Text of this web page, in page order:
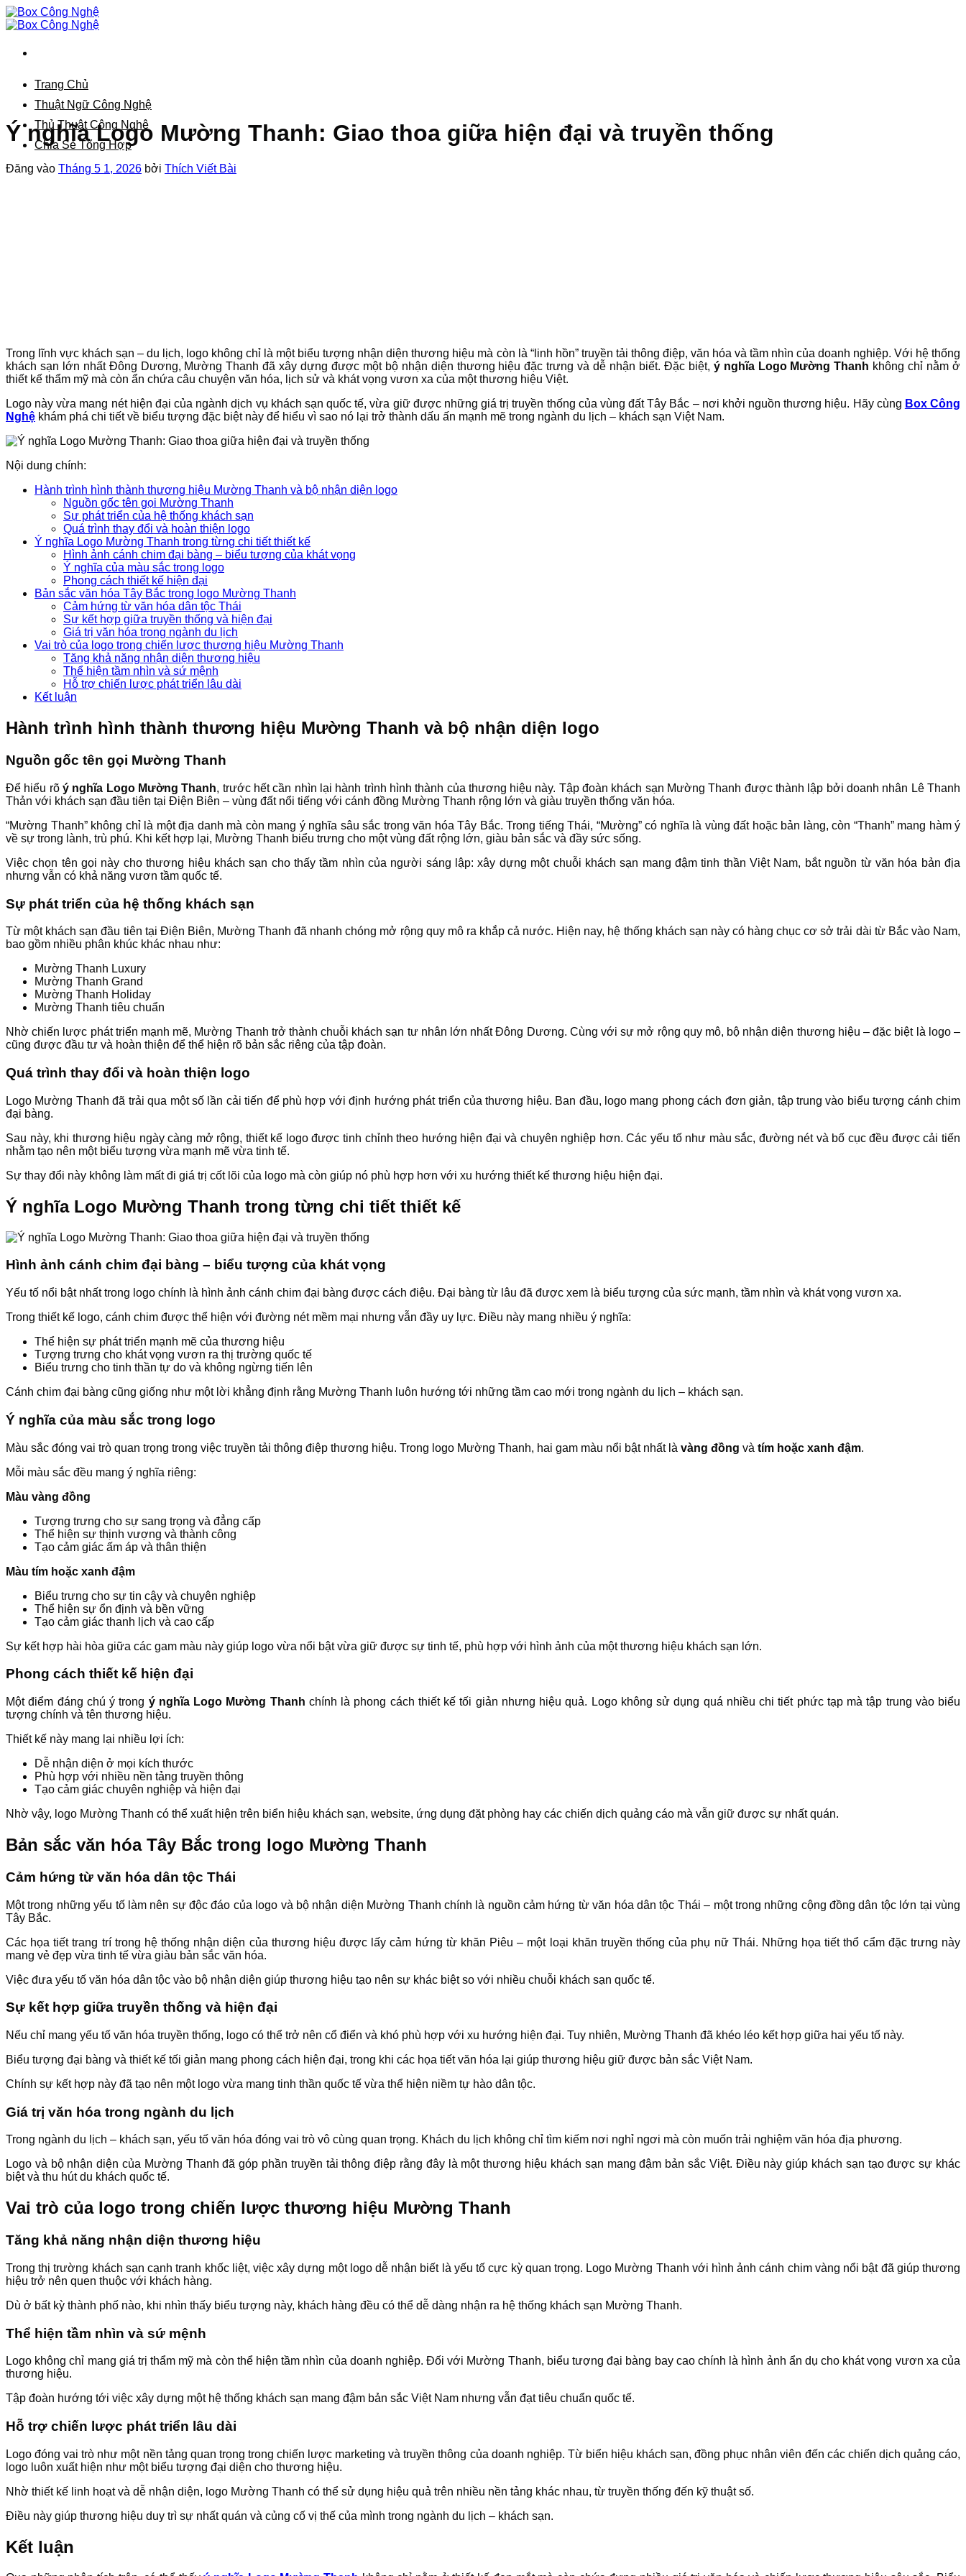
Bỏ
qua
dung
Trang Chủ
Thuật Ngữ Công Nghệ
Thủ Thuật Công Nghệ
Chia Sẻ Tổng Hợp
Ý nghĩa Logo Mường Thanh: Giao thoa giữa hiện đại và truyền thống
Đăng vào Tháng 5 1, 2026 bởi Thích Viết Bài
Trong lĩnh vực khách sạn – du lịch, logo không chỉ là một biểu tượng nhận diện thương hiệu mà còn là “linh hồn” truyền tải thông điệp, văn hóa và tầm nhìn của doanh nghiệp. Với hệ thống
khách sạn lớn nhất Đông Dương, Mường Thanh đã xây dựng được một bộ nhận diện thương hiệu đặc trưng và dễ nhận biết. Đặc biệt, ý nghĩa Logo Mường Thanh không chỉ nằm ở
thiết kế thẩm mỹ mà còn ẩn chứa câu chuyện văn hóa, lịch sử và khát vọng vươn xa của một thương hiệu Việt.
Logo này vừa mang nét hiện đại của ngành dịch vụ khách sạn quốc tế, vừa giữ được những giá trị truyền thống của vùng đất Tây Bắc – nơi khởi nguồn thương hiệu. Hãy cùng Box Công
Nghệ khám phá chi tiết về biểu tượng đặc biệt này để hiểu vì sao nó lại trở thành dấu ấn mạnh mẽ trong ngành du lịch – khách sạn Việt Nam.
Nội dung chính:
Hành trình hình thành thương hiệu Mường Thanh và bộ nhận diện logo
Nguồn gốc tên gọi Mường Thanh
Sự phát triển của hệ thống khách sạn
Quá trình thay đổi và hoàn thiện logo
Ý nghĩa Logo Mường Thanh trong từng chi tiết thiết kế
Hình ảnh cánh chim đại bàng – biểu tượng của khát vọng
Ý nghĩa của màu sắc trong logo
Phong cách thiết kế hiện đại
Bản sắc văn hóa Tây Bắc trong logo Mường Thanh
Cảm hứng từ văn hóa dân tộc Thái
Sự kết hợp giữa truyền thống và hiện đại
Giá trị văn hóa trong ngành du lịch
Vai trò của logo trong chiến lược thương hiệu Mường Thanh
Tăng khả năng nhận diện thương hiệu
Thể hiện tầm nhìn và sứ mệnh
Hỗ trợ chiến lược phát triển lâu dài
Kết luận
Hành trình hình thành thương hiệu Mường Thanh và bộ nhận diện logo
Nguồn gốc tên gọi Mường Thanh
Để hiểu rõ ý nghĩa Logo Mường Thanh, trước hết cần nhìn lại hành trình hình thành của thương hiệu này. Tập đoàn khách sạn Mường Thanh được thành lập bởi doanh nhân Lê Thanh
Thản với khách sạn đầu tiên tại Điện Biên – vùng đất nổi tiếng với cánh đồng Mường Thanh rộng lớn và giàu truyền thống văn hóa.
“Mường Thanh” không chỉ là một địa danh mà còn mang ý nghĩa sâu sắc trong văn hóa Tây Bắc. Trong tiếng Thái, “Mường” có nghĩa là vùng đất hoặc bản làng, còn “Thanh” mang hàm ý
về sự trong lành, trù phú. Khi kết hợp lại, Mường Thanh biểu trưng cho một vùng đất rộng lớn, giàu bản sắc và đầy sức sống.
Việc chọn tên gọi này cho thương hiệu khách sạn cho thấy tầm nhìn của người sáng lập: xây dựng một chuỗi khách sạn mang đậm tinh thần Việt Nam, bắt nguồn từ văn hóa bản địa
nhưng vẫn có khả năng vươn tầm quốc tế.
Sự phát triển của hệ thống khách sạn
Từ một khách sạn đầu tiên tại Điện Biên, Mường Thanh đã nhanh chóng mở rộng quy mô ra khắp cả nước. Hiện nay, hệ thống khách sạn này có hàng chục cơ sở trải dài từ Bắc vào Nam,
bao gồm nhiều phân khúc khác nhau như:
Mường Thanh Luxury
Mường Thanh Grand
Mường Thanh Holiday
Mường Thanh tiêu chuẩn
Nhờ chiến lược phát triển mạnh mẽ, Mường Thanh trở thành chuỗi khách sạn tư nhân lớn nhất Đông Dương. Cùng với sự mở rộng quy mô, bộ nhận diện thương hiệu – đặc biệt là logo –
cũng được đầu tư và hoàn thiện để thể hiện rõ bản sắc riêng của tập đoàn.
Quá trình thay đổi và hoàn thiện logo
Logo Mường Thanh đã trải qua một số lần cải tiến để phù hợp với định hướng phát triển của thương hiệu. Ban đầu, logo mang phong cách đơn giản, tập trung vào biểu tượng cánh chim
đại bàng.
Sau này, khi thương hiệu ngày càng mở rộng, thiết kế logo được tinh chỉnh theo hướng hiện đại và chuyên nghiệp hơn. Các yếu tố như màu sắc, đường nét và bố cục đều được cải tiến
nhằm tạo nên một biểu tượng vừa mạnh mẽ vừa tinh tế.
Sự thay đổi này không làm mất đi giá trị cốt lõi của logo mà còn giúp nó phù hợp hơn với xu hướng thiết kế thương hiệu hiện đại.
Ý nghĩa Logo Mường Thanh trong từng chi tiết thiết kế
Hình ảnh cánh chim đại bàng – biểu tượng của khát vọng
Yếu tố nổi bật nhất trong logo chính là hình ảnh cánh chim đại bàng được cách điệu. Đại bàng từ lâu đã được xem là biểu tượng của sức mạnh, tầm nhìn và khát vọng vươn xa.
Trong thiết kế logo, cánh chim được thể hiện với đường nét mềm mại nhưng vẫn đầy uy lực. Điều này mang nhiều ý nghĩa:
Thể hiện sự phát triển mạnh mẽ của thương hiệu
Tượng trưng cho khát vọng vươn ra thị trường quốc tế
Biểu trưng cho tinh thần tự do và không ngừng tiến lên
Cánh chim đại bàng cũng giống như một lời khẳng định rằng Mường Thanh luôn hướng tới những tầm cao mới trong ngành du lịch – khách sạn.
Ý nghĩa của màu sắc trong logo
Màu sắc đóng vai trò quan trọng trong việc truyền tải thông điệp thương hiệu. Trong logo Mường Thanh, hai gam màu nổi bật nhất là vàng đồng và tím hoặc xanh đậm.
Mỗi màu sắc đều mang ý nghĩa riêng:
Màu vàng đồng
Tượng trưng cho sự sang trọng và đẳng cấp
Thể hiện sự thịnh vượng và thành công
Tạo cảm giác ấm áp và thân thiện
Màu tím hoặc xanh đậm
Biểu trưng cho sự tin cậy và chuyên nghiệp
Thể hiện sự ổn định và bền vững
Tạo cảm giác thanh lịch và cao cấp
Sự kết hợp hài hòa giữa các gam màu này giúp logo vừa nổi bật vừa giữ được sự tinh tế, phù hợp với hình ảnh của một thương hiệu khách sạn lớn.
Phong cách thiết kế hiện đại
Một điểm đáng chú ý trong ý nghĩa Logo Mường Thanh chính là phong cách thiết kế tối giản nhưng hiệu quả. Logo không sử dụng quá nhiều chi tiết phức tạp mà tập trung vào biểu
tượng chính và tên thương hiệu.
Thiết kế này mang lại nhiều lợi ích:
Dễ nhận diện ở mọi kích thước
Phù hợp với nhiều nền tảng truyền thông
Tạo cảm giác chuyên nghiệp và hiện đại
Nhờ vậy, logo Mường Thanh có thể xuất hiện trên biển hiệu khách sạn, website, ứng dụng đặt phòng hay các chiến dịch quảng cáo mà vẫn giữ được sự nhất quán.
Bản sắc văn hóa Tây Bắc trong logo Mường Thanh
Cảm hứng từ văn hóa dân tộc Thái
Một trong những yếu tố làm nên sự độc đáo của logo và bộ nhận diện Mường Thanh chính là nguồn cảm hứng từ văn hóa dân tộc Thái – một trong những cộng đồng dân tộc lớn tại vùng
Tây Bắc.
Các họa tiết trang trí trong hệ thống nhận diện của thương hiệu được lấy cảm hứng từ khăn Piêu – một loại khăn truyền thống của phụ nữ Thái. Những họa tiết thổ cẩm đặc trưng này
mang vẻ đẹp vừa tinh tế vừa giàu bản sắc văn hóa.
Việc đưa yếu tố văn hóa dân tộc vào bộ nhận diện giúp thương hiệu tạo nên sự khác biệt so với nhiều chuỗi khách sạn quốc tế.
Sự kết hợp giữa truyền thống và hiện đại
Nếu chỉ mang yếu tố văn hóa truyền thống, logo có thể trở nên cổ điển và khó phù hợp với xu hướng hiện đại. Tuy nhiên, Mường Thanh đã khéo léo kết hợp giữa hai yếu tố này.
Biểu tượng đại bàng và thiết kế tối giản mang phong cách hiện đại, trong khi các họa tiết văn hóa lại giúp thương hiệu giữ được bản sắc Việt Nam.
Chính sự kết hợp này đã tạo nên một logo vừa mang tinh thần quốc tế vừa thể hiện niềm tự hào dân tộc.
Giá trị văn hóa trong ngành du lịch
Trong ngành du lịch – khách sạn, yếu tố văn hóa đóng vai trò vô cùng quan trọng. Khách du lịch không chỉ tìm kiếm nơi nghỉ ngơi mà còn muốn trải nghiệm văn hóa địa phương.
Logo và bộ nhận diện của Mường Thanh đã góp phần truyền tải thông điệp rằng đây là một thương hiệu khách sạn mang đậm bản sắc Việt. Điều này giúp khách sạn tạo được sự khác
biệt và thu hút du khách quốc tế.
Vai trò của logo trong chiến lược thương hiệu Mường Thanh
Tăng khả năng nhận diện thương hiệu
Trong thị trường khách sạn cạnh tranh khốc liệt, việc xây dựng một logo dễ nhận biết là yếu tố cực kỳ quan trọng. Logo Mường Thanh với hình ảnh cánh chim vàng nổi bật đã giúp thương
hiệu trở nên quen thuộc với khách hàng.
Dù ở bất kỳ thành phố nào, khi nhìn thấy biểu tượng này, khách hàng đều có thể dễ dàng nhận ra hệ thống khách sạn Mường Thanh.
Thể hiện tầm nhìn và sứ mệnh
Logo không chỉ mang giá trị thẩm mỹ mà còn thể hiện tầm nhìn của doanh nghiệp. Đối với Mường Thanh, biểu tượng đại bàng bay cao chính là hình ảnh ẩn dụ cho khát vọng vươn xa của
thương hiệu.
Tập đoàn hướng tới việc xây dựng một hệ thống khách sạn mang đậm bản sắc Việt Nam nhưng vẫn đạt tiêu chuẩn quốc tế.
Hỗ trợ chiến lược phát triển lâu dài
Logo đóng vai trò như một nền tảng quan trọng trong chiến lược marketing và truyền thông của doanh nghiệp. Từ biển hiệu khách sạn, đồng phục nhân viên đến các chiến dịch quảng cáo,
logo luôn xuất hiện như một biểu tượng đại diện cho thương hiệu.
Nhờ thiết kế linh hoạt và dễ nhận diện, logo Mường Thanh có thể sử dụng hiệu quả trên nhiều nền tảng khác nhau, từ truyền thống đến kỹ thuật số.
Điều này giúp thương hiệu duy trì sự nhất quán và củng cố vị thế của mình trong ngành du lịch – khách sạn.
Kết luận